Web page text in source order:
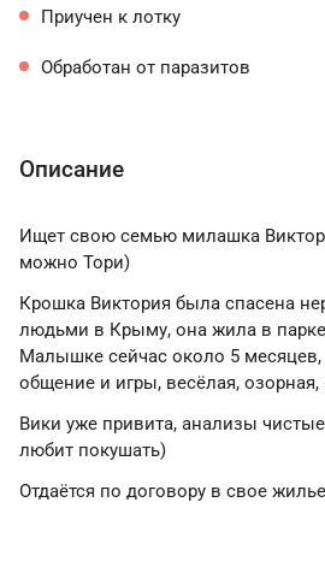
Приучен к лотку
Обработан от паразитов
Описание
Ищет свою семью милашка
можно Тори)
Крошка Виктория была спасена
людьми в Крыму, она жила в
Малышке сейчас около 5 месяцев,
общение и игры, весёлая, озорная,
Вики уже привита, анализы
любит покушать)
Отдаётся по договору в свое